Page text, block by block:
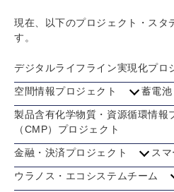
現在、以下のプロジェクト・スタ
す。
デジタルライフライン実現化プロ
空間情報プロジェクト 蓄電池
製品含有化学物質・資源循環情報
（CMP）プロジェクト
金融・決済プロジェクト ス
ウラノス・エコシステムチーム